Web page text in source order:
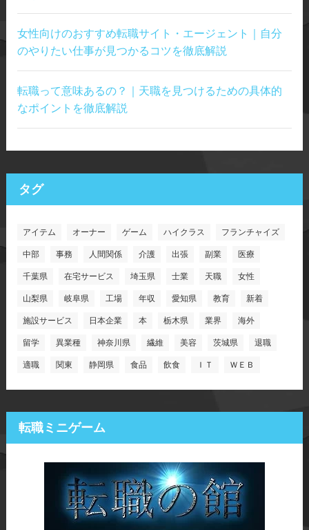
女性向けのおすすめ転職サイト・エージェント｜自分
のやりたい仕事が見つかるコツを徹底解説
転職って意味あるの？｜天職を見つけるための具体的
なポイントを徹底解説
タグ
アイテム オーナー ゲーム ハイクラス フランチャイズ
中部 事務 人間関係 介護 出張 副業 医療
千葉県 在宅サービス 埼玉県 士業 天職 女性
山梨県 岐阜県 工場 年収 愛知県 教育 新着
施設サービス 日本企業 本 栃木県 業界 海外
留学 異業種 神奈川県 繊維 美容 茨城県 退職
適職 関東 静岡県 食品 飲食 ＩＴ ＷＥＢ
転職ミニゲーム